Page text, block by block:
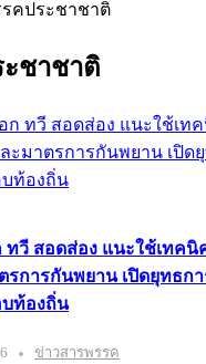
ชาชาติ
ทวี สอดส่อง แนะใช้เทค
รการกันพยาน เปิดยุทธกา
บท้องถิ่น
ข่าวสารพรรค